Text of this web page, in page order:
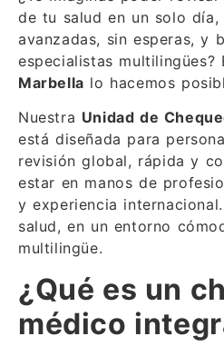
de tu salud en un solo día,
avanzadas, sin esperas, y
especialistas multilingües?
Marbella lo hacemos
Nuestra Unidad de
está diseñada para
revisión global, rápida y
estar en manos de
y experiencia
salud, en un entorno
multilingüe.
¿Qué es un
médico